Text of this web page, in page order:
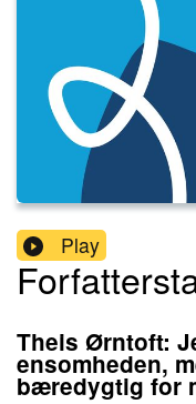
Play
Theis Ørntoft:
ensomheden,
bæredygtig for